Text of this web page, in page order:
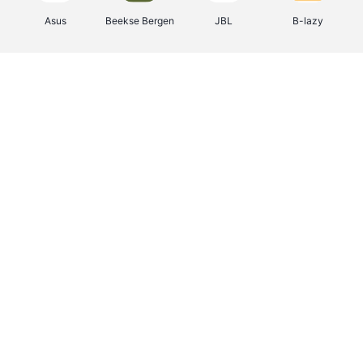
Asus Beekse Bergen JBL B-lazy